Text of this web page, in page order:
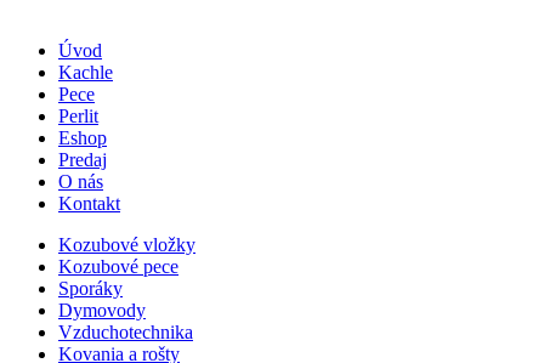
Úvod
Kachle
Pece
Perlit
Eshop
Predaj
O nás
Kontakt
Kozubové vložky
Kozubové pece
Sporáky
Dymovody
Vzduchotechnika
Kovania a rošty